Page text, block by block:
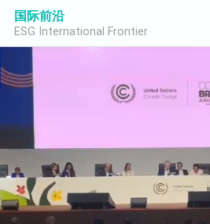
国际前沿
ESG International Frontier